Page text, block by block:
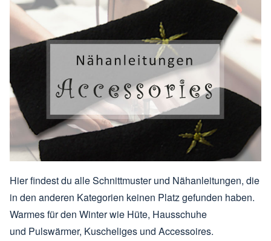
Hier findest du alle Schnittmuster und Nähanleitungen, die
in den anderen Kategorien keinen Platz gefunden haben.
Warmes für den Winter wie Hüte, Hausschuhe
und Pulswärmer, Kuscheliges und Accessoires.